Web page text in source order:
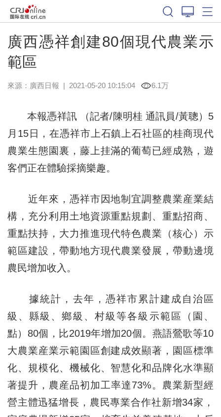
廣西憑祥創建80個現代農業示
範區
來源： 廣西日報 | 2021-05-20 10:15:04 6.1万
本報憑祥訊 （記者/陳明桂 通訊員/黃聰）5
月15日，在憑祥市上石鎮上石社區的桂商現代
農業生態園裏，藤上挂滿的葡萄已經成熟，遊
客們正在體驗採摘樂趣。
近年來，憑祥市因地制宜調整農業産業結
構，充分利用土地資源重點規劃、重點招商、
重點扶持，大力推進現代特色農業（核心）示
範區建設，帶動地方現代農業發展，帶動邊境
農民增加收入。
據統計，去年，憑祥市累計建成自治區
級、縣級、鄉級、村級等各級示範區（園、
點）80個，比2019年增加20個。燕語鶯歌等10
大農業産業示範園區創建成效顯著，園區標準
化、規模化、機械化、智慧化和品牌化水準顯
著提升，農産品初加工率達73%。農業新型經
營主體迅猛增長，農民專業合作社新增34家，